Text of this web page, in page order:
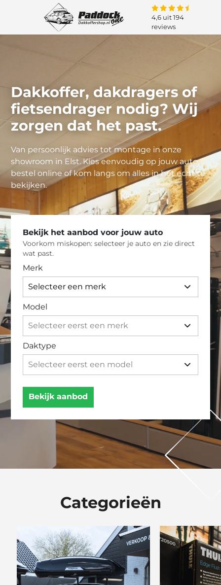
4,6 uit 194
reviews
Dakkoffer, dakdragers of
fietsendrager nodig? Wij
zorgen dat het past.
Van persoonlijk advies tot montage in onze
showroom in Elst. Kies eenvoudig op jouw auto,
bestel online of kom langs om alles in het echt te
bekijken.
Bekijk het aanbod voor jouw auto
Voorkom miskopen: selecteer je auto en zie direct
wat past.
Merk
Model
Daktype
Categorieën